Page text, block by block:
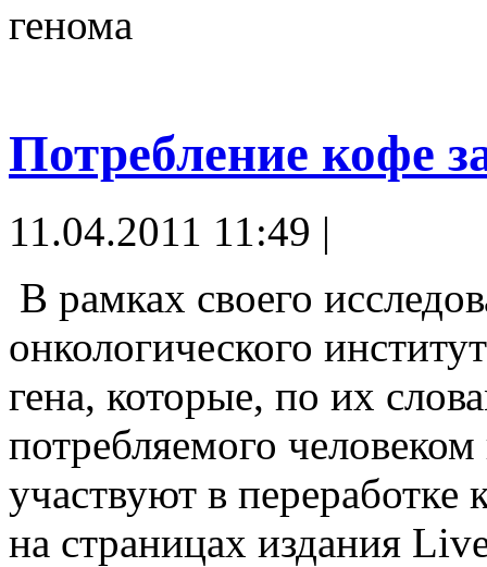
генома
Потребление кофе
11.04.2011 11:49 |
В рамках своего
онкологического
гена, которые, по их
потребляемого
участвуют в
на страницах издания